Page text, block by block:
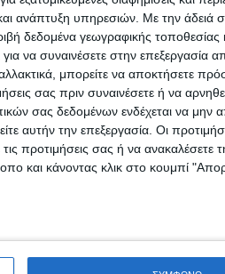
ανάπτυξη υπηρεσιών. Με την άδειά
δεδομένα γεωγραφικής τοποθεσίας
να συναινέσετε στην επεξεργασία
μπορείτε να αποκτήσετε
σας πριν συναινέσετε ή να
σας δεδομένων ενδέχεται να μην
αυτήν την επεξεργασία. Οι
προτιμήσεις σας ή να ανακαλέσετε
και κάνοντας κλικ στο κουμπί
ανάρρωση στον
κ.κ Ιερώνυμο. Οι
Βαρβιτσιώτης.